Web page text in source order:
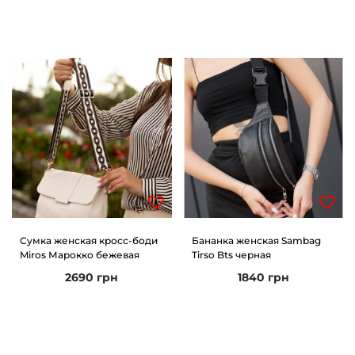
Сумка женская кросс-боди
Miros Марокко бежевая
2690 грн
Бананка женская Sambag
Tirso Bts черная
1840 грн